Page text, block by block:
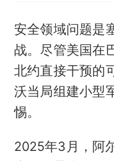
安全领域问题是
战。尽管美国在
北约直接干预的
沃当局组建小型
惕。
2025年3月，阿